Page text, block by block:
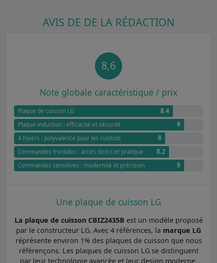
AVIS DE DE LA RÉDACTION
8,6
Note globale caractéristique / prix
Plaque de cuisson LG 8.4
Plaque induction : efficacité et sécurité 9
4 foyers : polyvalence pour les cuistots 8
Commandes frontales : accès direct et pratique 8.2
Commandes sensitives : modernité et précision 9
Une plaque de cuisson LG
La plaque de cuisson CBIZ2435B est un modèle proposé
par le constructeur LG. Avec 4 références, la marque LG
réprésente environ 1% des plaques de cuisson que nous
référençons. Les plaques de cuisson LG se distinguent
par leur technologie avancée et leur design moderne,